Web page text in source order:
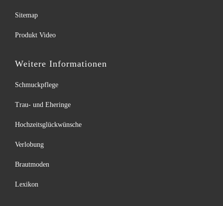
Sitemap
Produkt Video
Weitere Informationen
Schmuckpflege
Trau- und Eheringe
Hochzeitsglückwünsche
Verlobung
Brautmoden
Lexikon